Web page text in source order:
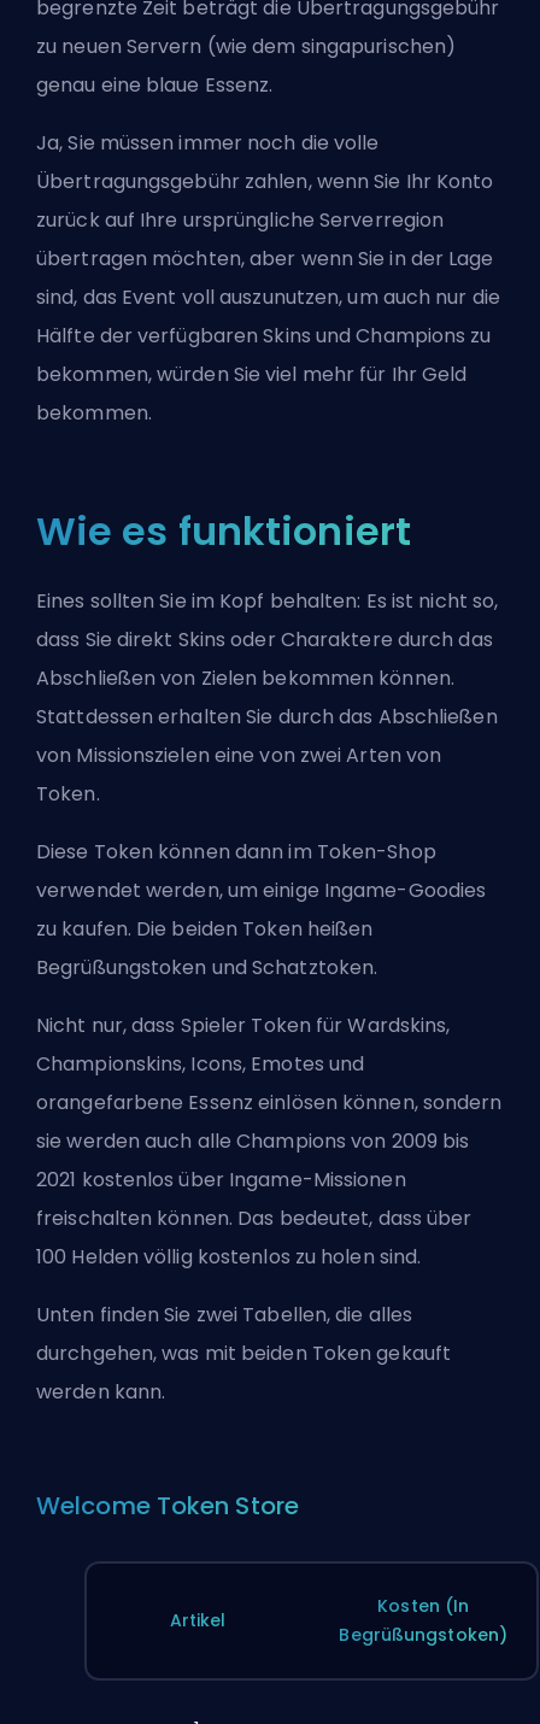
begrenzte Zeit beträgt die Übertragungsgebühr
zu neuen Servern (wie dem singapurischen)
genau eine blaue Essenz.
Ja, Sie müssen immer noch die volle
Übertragungsgebühr zahlen, wenn Sie Ihr Konto
zurück auf Ihre ursprüngliche Serverregion
übertragen möchten, aber wenn Sie in der Lage
sind, das Event voll auszunutzen, um auch nur die
Hälfte der verfügbaren Skins und Champions zu
bekommen, würden Sie viel mehr für Ihr Geld
bekommen.
Wie es funktioniert
Eines sollten Sie im Kopf behalten: Es ist nicht so,
dass Sie direkt Skins oder Charaktere durch das
Abschließen von Zielen bekommen können.
Stattdessen erhalten Sie durch das Abschließen
von Missionszielen eine von zwei Arten von
Token.
Diese Token können dann im Token-Shop
verwendet werden, um einige Ingame-Goodies
zu kaufen. Die beiden Token heißen
Begrüßungstoken und Schatztoken.
Nicht nur, dass Spieler Token für Wardskins,
Championskins, Icons, Emotes und
orangefarbene Essenz einlösen können, sondern
sie werden auch alle Champions von 2009 bis
2021 kostenlos über Ingame-Missionen
freischalten können. Das bedeutet, dass über
100 Helden völlig kostenlos zu holen sind.
Unten finden Sie zwei Tabellen, die alles
durchgehen, was mit beiden Token gekauft
werden kann.
Welcome Token Store
Artikel
Kosten (In
Begrüßungstoken)